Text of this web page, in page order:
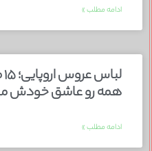
ادامه مطلب »
همه رو عاشق خودش
ادامه مطلب »